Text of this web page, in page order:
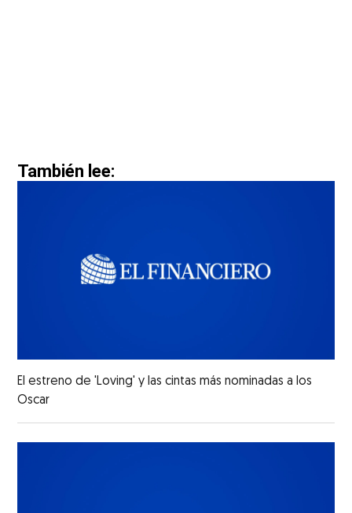
También lee:
El estreno de 'Loving' y las cintas más nominadas a los
Oscar